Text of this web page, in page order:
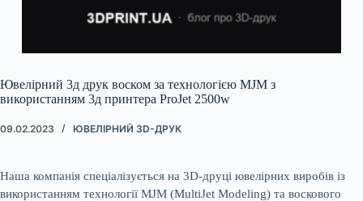
Ювелірний 3д друк воском за технологією MJM з
використанням 3д принтера ProJet 2500w
09.02.2023 ЮВЕЛІРНИЙ 3D-ДРУК
Наша компанія спеціалізується на 3D-друці ювелірних виробів із
використанням технології MJM (MultiJet Modeling) та воскового